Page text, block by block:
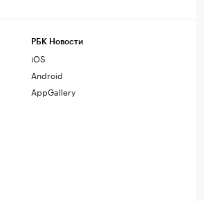
РБК Новости
iOS
Android
AppGallery